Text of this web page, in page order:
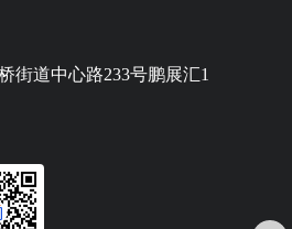
街道中心路233号鹏展汇1